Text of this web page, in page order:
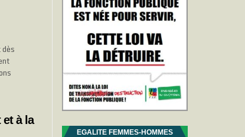
et à la
EGALITE FEMMES-HOMMES